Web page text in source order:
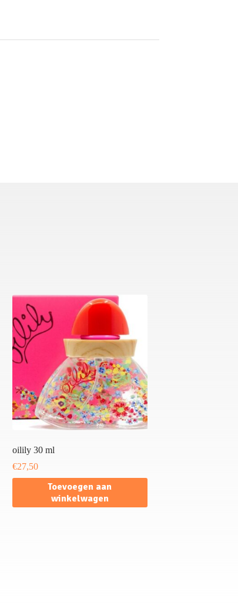
oilily 30 ml
€27,50
Toevoegen aan
winkelwagen